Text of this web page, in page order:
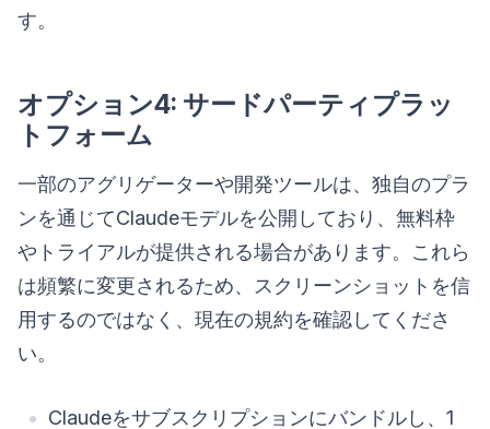
す。
オプション4: サードパーティプラッ
トフォーム
一部のアグリゲーターや開発ツールは、独自のプラ
ンを通じてClaudeモデルを公開しており、無料枠
やトライアルが提供される場合があります。これら
は頻繁に変更されるため、スクリーンショットを信
用するのではなく、現在の規約を確認してくださ
い。
Claudeをサブスクリプションにバンドルし、1